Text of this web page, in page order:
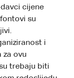
cijene
su
i
za ovu
trebaju biti